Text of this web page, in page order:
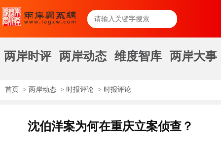
两岸时评 两岸动态 维度智库 两岸大事
首页 > 两岸动态 > 时报评论 > 时报评论
沈伯洋案为何在重庆立案侦查？